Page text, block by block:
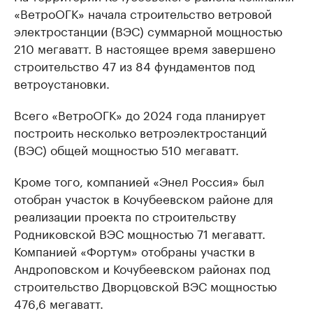
«ВетроОГК» начала строительство ветровой
электростанции (ВЭС) суммарной мощностью
210 мегаватт. В настоящее время завершено
строительство 47 из 84 фундаментов под
ветроустановки.
Всего «ВетроОГК» до 2024 года планирует
построить несколько ветроэлектростанций
(ВЭС) общей мощностью 510 мегаватт.
Кроме того, компанией «Энел Россия» был
отобран участок в Кочубеевском районе для
реализации проекта по строительству
Родниковской ВЭС мощностью 71 мегаватт.
Компанией «Фортум» отобраны участки в
Андроповском и Кочубеевском районах под
строительство Дворцовской ВЭС мощностью
476,6 мегаватт.